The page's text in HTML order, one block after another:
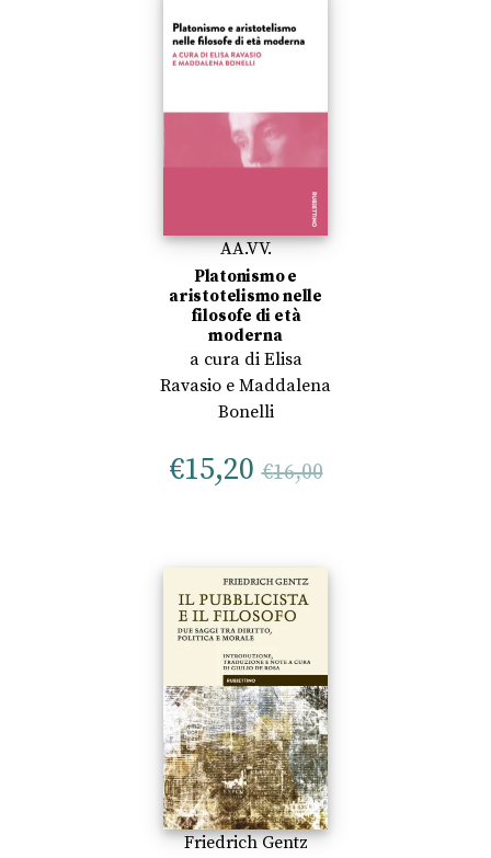
AA.VV.
Platonismo e
aristotelismo nelle
filosofe di età
moderna
a cura di Elisa
Ravasio e Maddalena
Bonelli
€15,20 €16,00
Friedrich Gentz